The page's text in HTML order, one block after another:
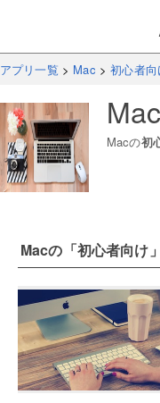
アプリ一覧 > Mac >初心者向
Mac
Macの初
Macの「初心者向け